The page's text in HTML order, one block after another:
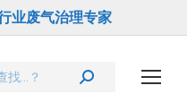
业废气治理专家